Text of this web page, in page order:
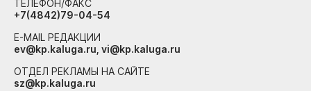
ТЕЛЕФОН/ФАКС
+7(4842)79-04-54
E-MAIL РЕДАКЦИИ
ev@kp.kaluga.ru, vi@kp.kaluga.ru
ОТДЕЛ РЕКЛАМЫ НА САЙТЕ
sz@kp.kaluga.ru